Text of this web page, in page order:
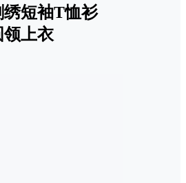
短袖T恤衫
领上衣